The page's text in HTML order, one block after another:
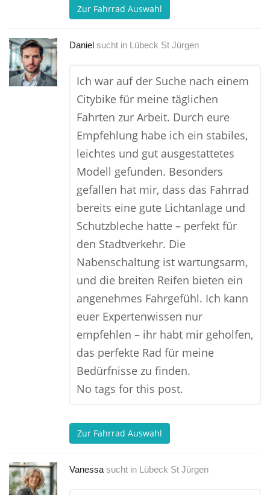
Zur Fahrrad Auswahl
Daniel sucht in Lübeck St Jürgen
Ich war auf der Suche nach einem
Citybike für meine täglichen
Fahrten zur Arbeit. Durch eure
Empfehlung habe ich ein stabiles,
leichtes und gut ausgestattetes
Modell gefunden. Besonders
gefallen hat mir, dass das Fahrrad
bereits eine gute Lichtanlage und
Schutzbleche hatte – perfekt für
den Stadtverkehr. Die
Nabenschaltung ist wartungsarm,
und die breiten Reifen bieten ein
angenehmes Fahrgefühl. Ich kann
euer Expertenwissen nur
empfehlen – ihr habt mir geholfen,
das perfekte Rad für meine
Bedürfnisse zu finden.
No tags for this post.
Zur Fahrrad Auswahl
Vanessa sucht in Lübeck St Jürgen